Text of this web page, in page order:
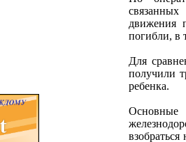
движения
погибли, в
Для
получили
ребенка.